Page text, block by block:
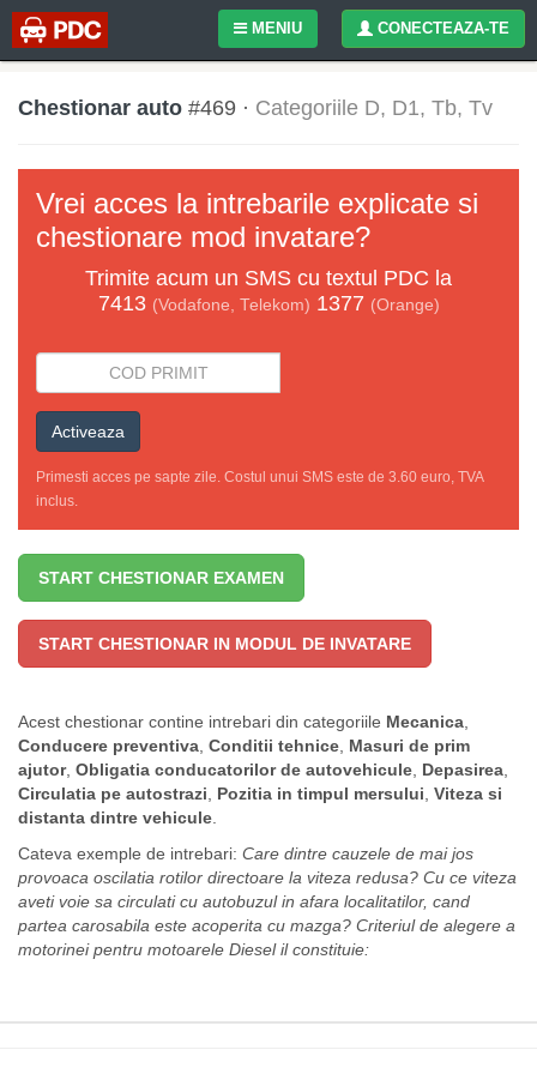
CONECTEAZA-TE
MENIU
Chestionar auto #469 · Categoriile D, D1, Tb, Tv
Vrei acces la intrebarile explicate si
chestionare mod invatare?
Trimite acum un SMS cu textul PDC la
7413 (Vodafone, Telekom) 1377 (Orange)
Activeaza
Primesti acces pe sapte zile. Costul unui SMS este de 3.60 euro, TVA
inclus.
START CHESTIONAR EXAMEN
START CHESTIONAR IN MODUL DE INVATARE
Acest chestionar contine intrebari din categoriile Mecanica
Conducere preventiva Conditii tehnice Masuri de prim
ajutor, Obligatia conducatorilor de autovehicule Depasirea
Circulatia pe autostrazi
Pozitia in timpul mersului Viteza si
distanta dintre vehicule
Cateva exemple de intrebari: Care dintre cauzele de mai jos
provoaca oscilatia rotilor directoare la viteza redusa? Cu ce viteza
aveti voie sa circulati cu autobuzul in afara localitatilor, cand
partea carosabila este acoperita cu mazga? Criteriul de alegere a
motorinei pentru motoarele Diesel il constituie: